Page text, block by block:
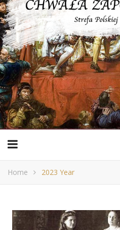
Home 2023 Year